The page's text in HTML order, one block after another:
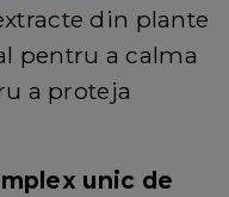
din plante
pentru a calma
a proteja
unic de